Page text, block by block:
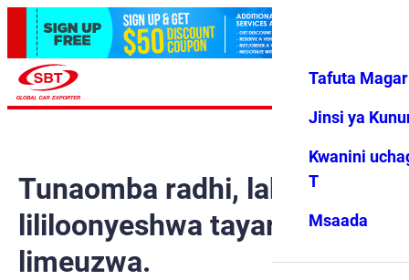
Vipendwa
Menyu
Tafuta
Jinsi ya
Kwanini
T
Msaada
Tunaomba radhi, lakini gari
lililoonyeshwa tayari
limeuzwa.